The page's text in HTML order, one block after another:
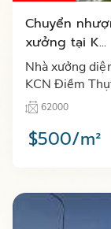
Chuyển
xưởng tại K...
Nhà xưởng
KCN Điềm
căng tin, nhà
phân khúc cao
62000
$500/m²